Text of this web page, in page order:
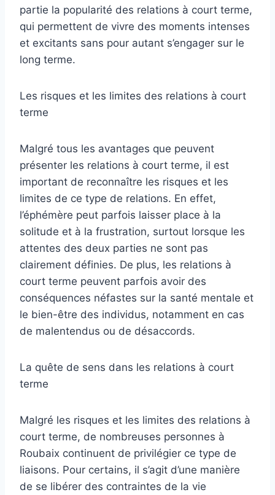
partie la popularité des relations à court terme,
qui permettent de vivre des moments intenses
et excitants sans pour autant s’engager sur le
long terme.
Les risques et les limites des relations à court
terme
Malgré tous les avantages que peuvent
présenter les relations à court terme, il est
important de reconnaître les risques et les
limites de ce type de relations. En effet,
l’éphémère peut parfois laisser place à la
solitude et à la frustration, surtout lorsque les
attentes des deux parties ne sont pas
clairement définies. De plus, les relations à
court terme peuvent parfois avoir des
conséquences néfastes sur la santé mentale et
le bien-être des individus, notamment en cas
de malentendus ou de désaccords.
La quête de sens dans les relations à court
terme
Malgré les risques et les limites des relations à
court terme, de nombreuses personnes à
Roubaix continuent de privilégier ce type de
liaisons. Pour certains, il s’agit d’une manière
de se libérer des contraintes de la vie